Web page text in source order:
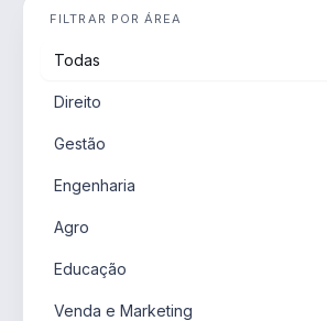
FILTRAR POR ÁREA
Todas
Direito
Gestão
Engenharia
Agro
Educação
Venda e Marketing